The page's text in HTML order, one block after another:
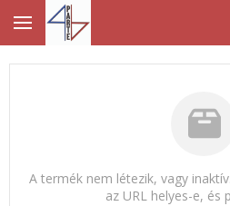
A termék nem létezik, vagy
az URL helyes-e, és